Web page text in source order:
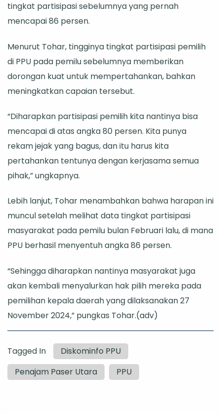
2024
80
Persen
tingkat partisipasi sebelumnya yang pernah
mencapai 86 persen.
Menurut Tohar, tingginya tingkat partisipasi pemilih
di PPU pada pemilu sebelumnya memberikan
dorongan kuat untuk mempertahankan, bahkan
meningkatkan capaian tersebut.
“Diharapkan partisipasi pemilih kita nantinya bisa
mencapai di atas angka 80 persen. Kita punya
rekam jejak yang bagus, dan itu harus kita
pertahankan tentunya dengan kerjasama semua
pihak,” ungkapnya.
Lebih lanjut, Tohar menambahkan bahwa harapan ini
muncul setelah melihat data tingkat partisipasi
masyarakat pada pemilu bulan Februari lalu, di mana
PPU berhasil menyentuh angka 86 persen.
“Sehingga diharapkan nantinya masyarakat juga
akan kembali menyalurkan hak pilih mereka pada
pemilihan kepala daerah yang dilaksanakan 27
November 2024,” pungkas Tohar.(adv)
Tagged In
Diskominfo PPU
Penajam Paser Utara
PPU